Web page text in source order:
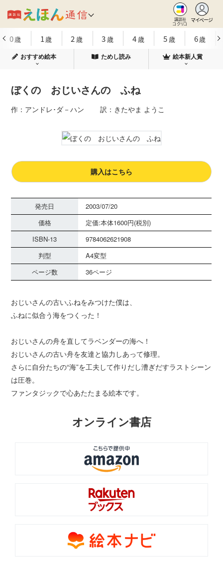
講談社
コクリコ
マイページ
0歳 1歳 2 歳 3歳 4歳 5歳 6歳
おすすめ絵本 ためし読み 絵本新人賞
ぼくの おじいさんの ふね
作：アンドレ･ダ－ハン 訳：きたやま ようこ
購入はこちら
発売日
2003/07/20
価格
定価:本体1600円(税別)
ISBN-13
9784062621908
判型
A4変型
ページ数
36ページ
おじいさんの古いふねをみつけた僕は、
ふねに似合う海をつくった！
おじいさんの舟を直してラベンダーの海へ！
おじいさんの古い舟を友達と協力しあって修理。
さらに自分たちの“海”を工夫して作りだし漕ぎだすラストシーン
は圧巻。
ファンタジックで心あたたまる絵本です。
オンライン書店